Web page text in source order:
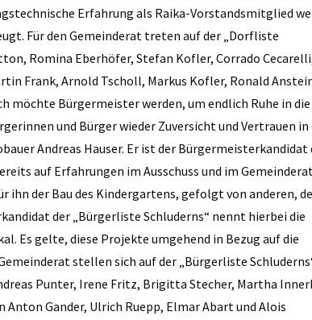
Erfahrung als Raika-Vorstandsmitglied
Für den Gemeinderat treten auf der „Dorfliste
Romina Eber­höfer, Stefan Kofler, Corrado
Frank, ­Arnold Tscholl, Markus Kofler, Ronald
möchte Bürgermeister werden, um endlich Ruhe in die
und Bürger wieder Zuversicht und Vertrauen in
Andreas Hauser. Er ist der Bürgermeisterkandidat
auf Erfahrungen im Ausschuss und im
ihn der Bau des Kindergartens, gefolgt von anderen,
der „Bürgerliste Schluderns“ nennt hierbei die
Es gelte, diese Projekte umgehend in Bezug auf die
stellen sich auf der „Bürgerliste
Punter, Irene Fritz, Brigitta Stecher, Martha
­Gander, Ulrich Ruepp, Elmar Abart und Alois